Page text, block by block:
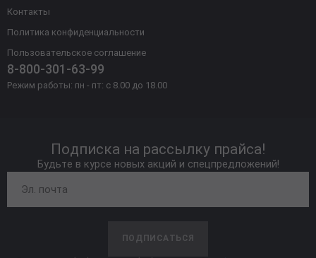
Контакты
Политика конфиденциальности
Пользовательское соглашение
8-800-301-63-99
Режим работы: пн - пт: с 8.00 до 18.00
Подписка на рассылку прайса!
Будьте в курсе новых акций и спецпредложений!
ПОДПИСАТЬСЯ